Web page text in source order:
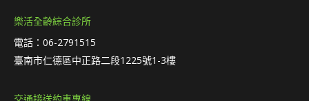
樂活全齡綜合診所
電話：06-2791515
臺南市仁德區中正路二段1225號1-3樓